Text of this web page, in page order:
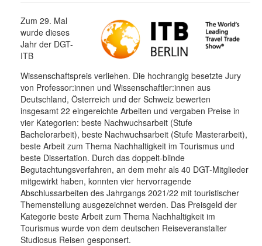
Zum 29. Mal
wurde dieses
Jahr der DGT-
ITB
Wissenschaftspreis verliehen. Die hochrangig besetzte Jury
von Professor:innen und Wissenschaftler:innen aus
Deutschland, Österreich und der Schweiz bewerten
insgesamt 22 eingereichte Arbeiten und vergaben Preise in
vier Kategorien: beste Nachwuchsarbeit (Stufe
Bachelorarbeit), beste Nachwuchsarbeit (Stufe Masterarbeit),
beste Arbeit zum Thema Nachhaltigkeit im Tourismus und
beste Dissertation. Durch das doppelt-blinde
Begutachtungsverfahren, an dem mehr als 40 DGT-Mitglieder
mitgewirkt haben, konnten vier hervorragende
Abschlussarbeiten des Jahrgangs 2021/22 mit touristischer
Themenstellung ausgezeichnet werden. Das Preisgeld der
Kategorie beste Arbeit zum Thema Nachhaltigkeit im
Tourismus wurde von dem deutschen Reiseveranstalter
Studiosus Reisen gesponsert.